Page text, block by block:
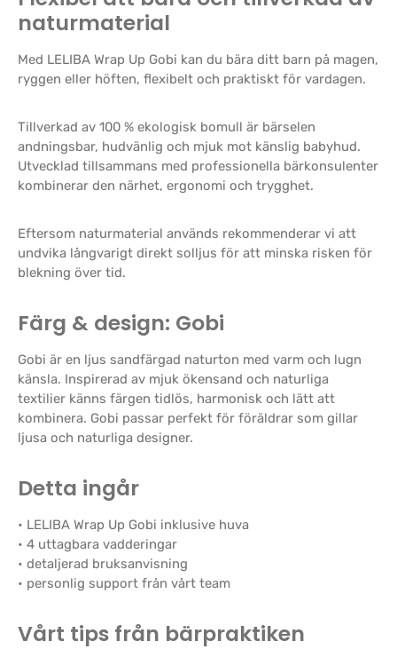
naturmaterial
Med LELIBA Wrap Up Gobi kan du bära ditt barn på magen,
ryggen eller höften, flexibelt och praktiskt för vardagen.
Tillverkad av 100 % ekologisk bomull är bärselen
andningsbar, hudvänlig och mjuk mot känslig babyhud.
Utvecklad tillsammans med professionella bärkonsulenter
kombinerar den närhet, ergonomi och trygghet.
Eftersom naturmaterial används rekommenderar vi att
undvika långvarigt direkt solljus för att minska risken för
blekning över tid.
Färg & design: Gobi
Gobi är en ljus sandfärgad naturton med varm och lugn
känsla. Inspirerad av mjuk ökensand och naturliga
textilier känns färgen tidlös, harmonisk och lätt att
kombinera. Gobi passar perfekt för föräldrar som gillar
ljusa och naturliga designer.
Detta ingår
• LELIBA Wrap Up Gobi inklusive huva
• 4 uttagbara vadderingar
• detaljerad bruksanvisning
• personlig support från vårt team
Vårt tips från bärpraktiken